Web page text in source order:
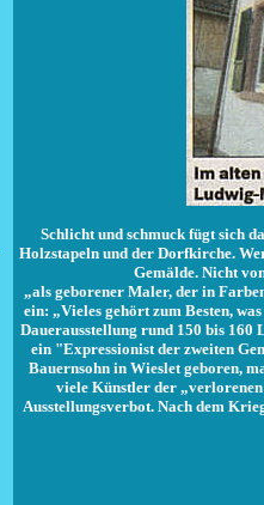
Schlicht und schmuck fügt sich
Holzstapeln und der Dorfkirche.
Gemälde. Nicht
„als geborener Maler, der in
ein: „Vieles gehört zum Besten,
Dauerausstellung rund 150 bis 160
ein "Expressionist der zweiten
Bauernsohn in Wieslet geboren,
viele Künstler der
Ausstellungsverbot. Nach dem